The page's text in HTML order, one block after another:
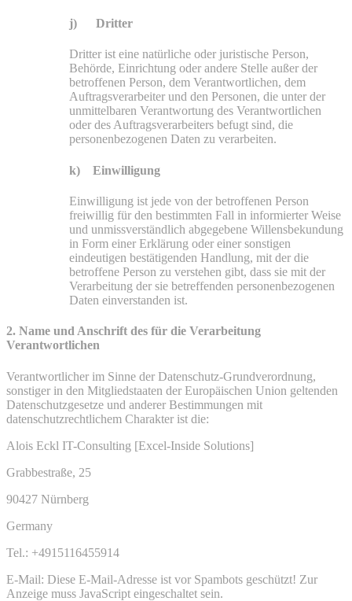
j) Dritter
Dritter ist eine natürliche oder juristische Person,
Behörde, Einrichtung oder andere Stelle außer der
betroffenen Person, dem Verantwortlichen, dem
Auftragsverarbeiter und den Personen, die unter der
unmittelbaren Verantwortung des Verantwortlichen
oder des Auftragsverarbeiters befugt sind, die
personenbezogenen Daten zu verarbeiten.
k) Einwilligung
Einwilligung ist jede von der betroffenen Person
freiwillig für den bestimmten Fall in informierter Weise
und unmissverständlich abgegebene Willensbekundung
in Form einer Erklärung oder einer sonstigen
eindeutigen bestätigenden Handlung, mit der die
betroffene Person zu verstehen gibt, dass sie mit der
Verarbeitung der sie betreffenden personenbezogenen
Daten einverstanden ist.
2. Name und Anschrift des für die Verarbeitung
Verantwortlichen
Verantwortlicher im Sinne der Datenschutz-Grundverordnung,
sonstiger in den Mitgliedstaaten der Europäischen Union geltenden
Datenschutzgesetze und anderer Bestimmungen mit
datenschutzrechtlichem Charakter ist die:
Alois Eckl IT-Consulting [Excel-Inside Solutions]
Grabbestraße, 25
90427 Nürnberg
Germany
Tel.: +4915116455914
E-Mail: Diese E-Mail-Adresse ist vor Spambots geschützt! Zur
Anzeige muss JavaScript eingeschaltet sein.